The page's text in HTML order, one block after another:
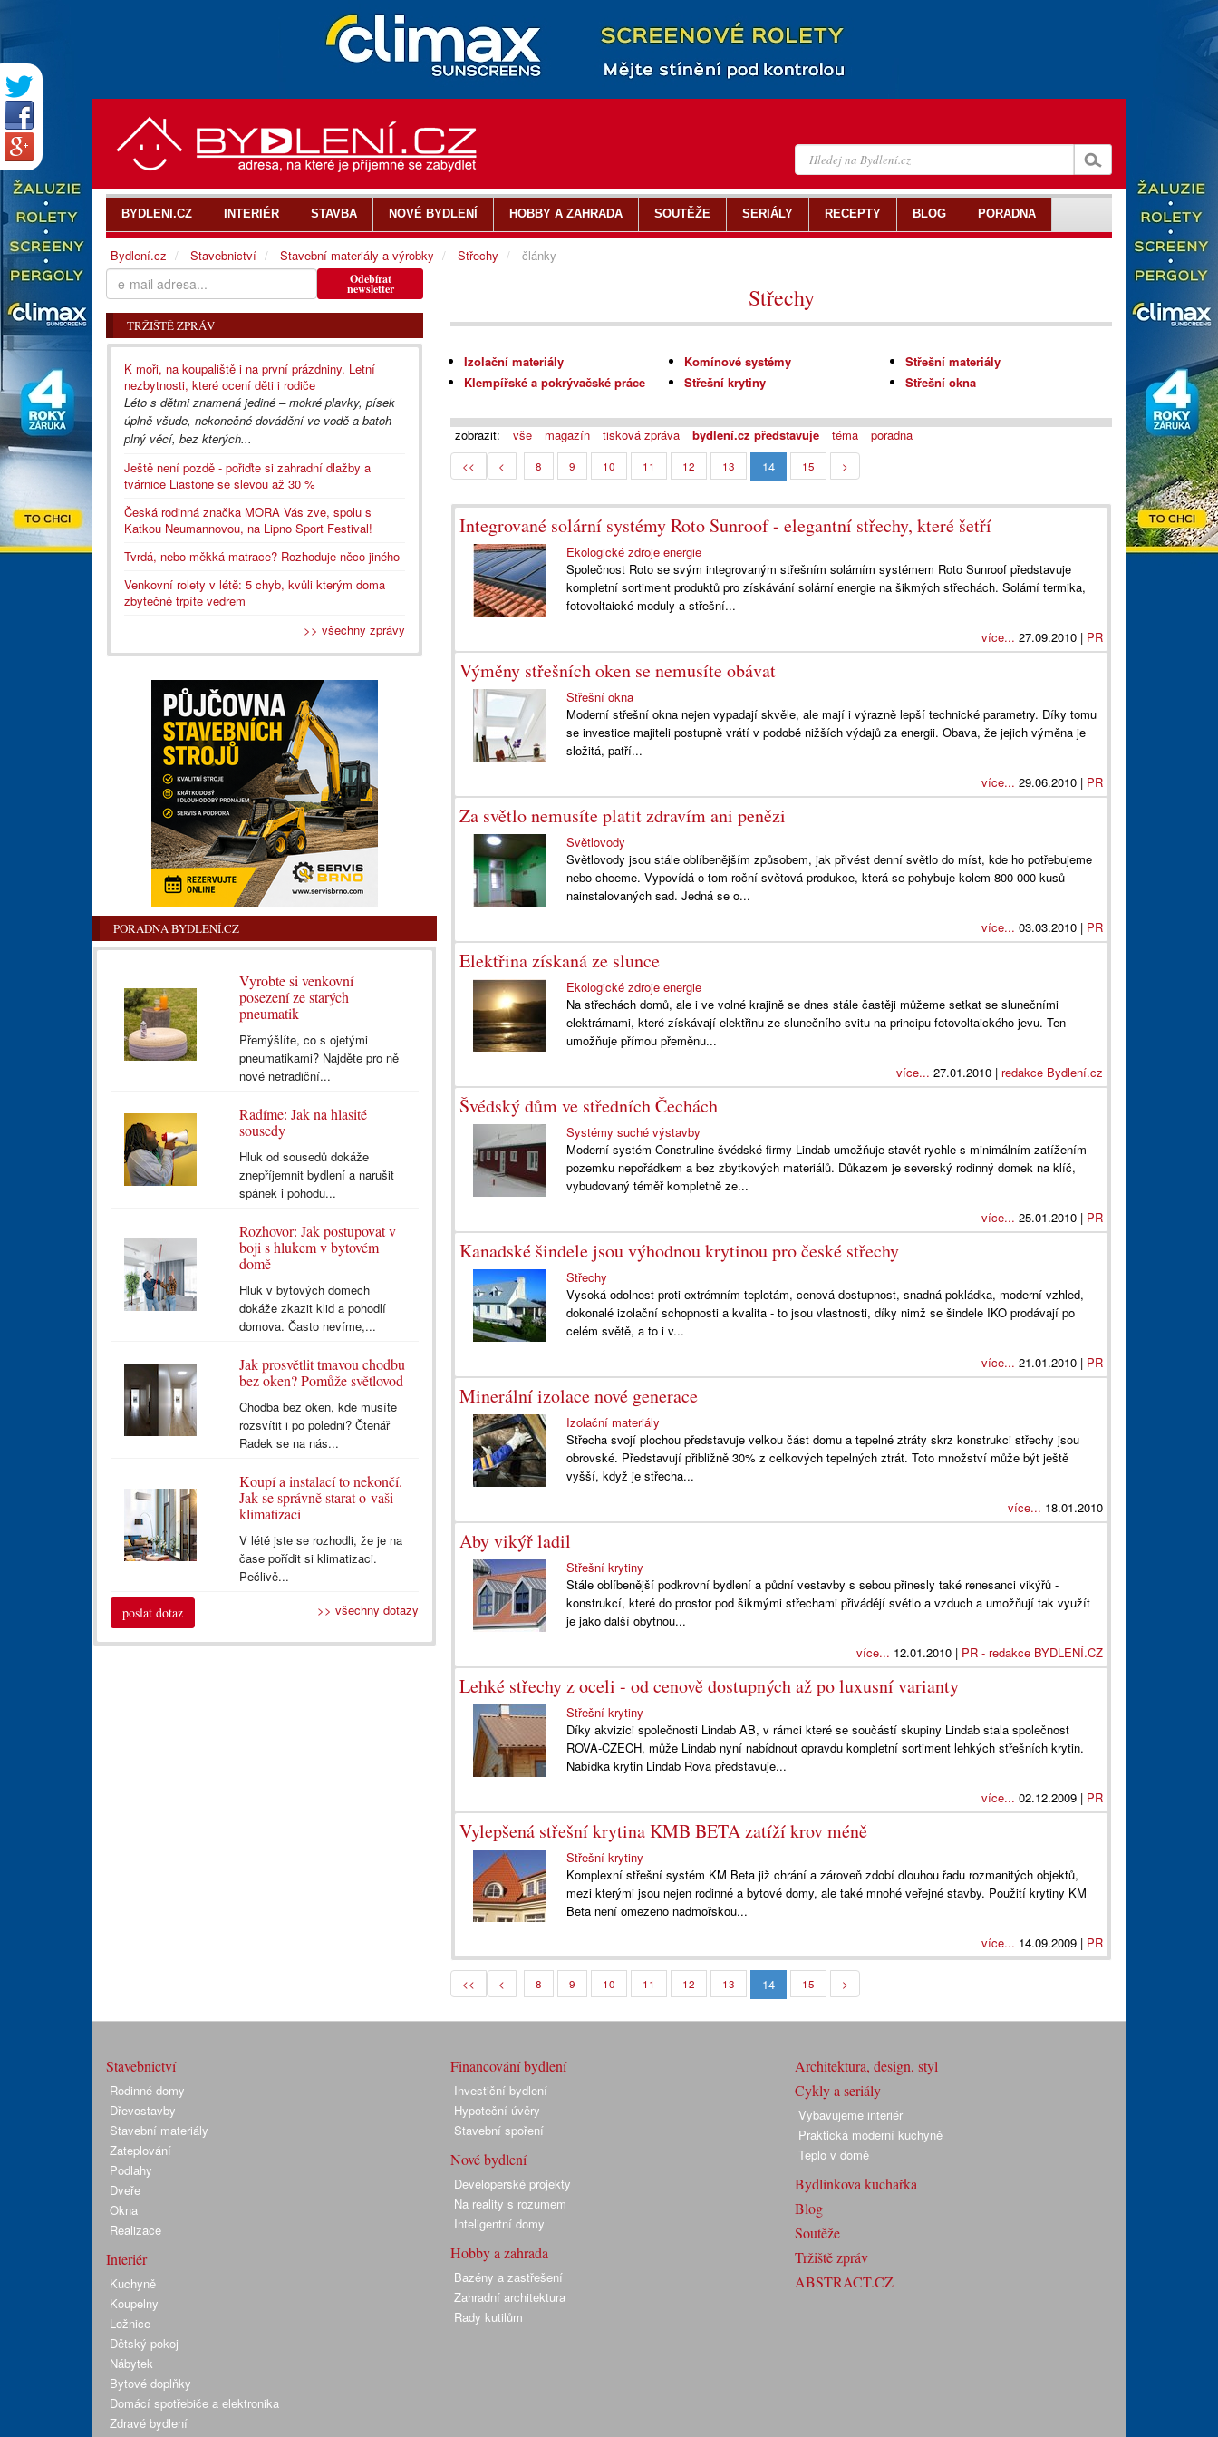
Střechy
Izolační materiály
Klempířské a pokrývačské práce
Komínové systémy
Střešní krytiny
Střešní materiály
Střešní okna
zobrazit: vše magazín tisková zpráva bydlení.cz představuje téma poradna
<< < 8 9 10 11 12 13 14 15 >
Integrované solární systémy Roto Sunroof - elegantní střechy, které šetří
Ekologické zdroje energie
Společnost Roto se svým integrovaným střešním solárním systémem Roto Sunroof představuje
kompletní sortiment produktů pro získávání solární energie na šikmých střechách. Solární termika,
fotovoltaické moduly a střešní...
více... 27.09.2010 | PR
Výměny střešních oken se nemusíte obávat
Střešní okna
Moderní střešní okna nejen vypadají skvěle, ale mají i výrazně lepší technické parametry. Díky tomu
se investice majiteli postupně vrátí v podobě nižších výdajů za energii. Obava, že jejich výměna je
složitá, patří...
více... 29.06.2010 | PR
Za světlo nemusíte platit zdravím ani penězi
Světlovody
Světlovody jsou stále oblíbenějším způsobem, jak přivést denní světlo do míst, kde ho potřebujeme
nebo chceme. Vypovídá o tom roční světová produkce, která se pohybuje kolem 800 000 kusů
nainstalovaných sad. Jedná se o...
více... 03.03.2010 | PR
Elektřina získaná ze slunce
Ekologické zdroje energie
Na střechách domů, ale i ve volné krajině se dnes stále častěji můžeme setkat se slunečními
elektrárnami, které získávají elektřinu ze slunečního svitu na principu fotovoltaického jevu. Ten
umožňuje přímou přeměnu...
více... 27.01.2010 | redakce Bydlení.cz
Švédský dům ve středních Čechách
Systémy suché výstavby
Moderní systém Construline švédské firmy Lindab umožňuje stavět rychle s minimálním zatížením
pozemku nepořádkem a bez zbytkových materiálů. Důkazem je severský rodinný domek na klíč,
vybudovaný téměř kompletně ze...
více... 25.01.2010 | PR
Kanadské šindele jsou výhodnou krytinou pro české střechy
Střechy
Vysoká odolnost proti extrémním teplotám, cenová dostupnost, snadná pokládka, moderní vzhled,
dokonalé izolační schopnosti a kvalita - to jsou vlastnosti, díky nimž se šindele IKO prodávají po
celém světě, a to i v...
více... 21.01.2010 | PR
Minerální izolace nové generace
Izolační materiály
Střecha svojí plochou představuje velkou část domu a tepelné ztráty skrz konstrukci střechy jsou
obrovské. Představují přibližně 30% z celkových tepelných ztrát. Toto množství může být ještě
vyšší, když je střecha...
více... 18.01.2010
Aby vikýř ladil
Střešní krytiny
Stále oblíbenější podkrovní bydlení a půdní vestavby s sebou přinesly také renesanci vikýřů -
konstrukcí, které do prostor pod šikmými střechami přivádějí světlo a vzduch a umožňují tak využít
je jako další obytnou...
více... 12.01.2010 | PR - redakce BYDLENÍ.CZ
Lehké střechy z oceli - od cenově dostupných až po luxusní varianty
Střešní krytiny
Díky akvizici společnosti Lindab AB, v rámci které se součástí skupiny Lindab stala společnost
ROVA-CZECH, může Lindab nyní nabídnout opravdu kompletní sortiment lehkých střešních krytin.
Nabídka krytin Lindab Rova představuje...
více... 02.12.2009 | PR
Vylepšená střešní krytina KMB BETA zatíží krov méně
Střešní krytiny
Komplexní střešní systém KM Beta již chrání a zároveň zdobí dlouhou řadu rozmanitých objektů,
mezi kterými jsou nejen rodinné a bytové domy, ale také mnohé veřejné stavby. Použití krytiny KM
Beta není omezeno nadmořskou...
více... 14.09.2009 | PR
<< < 8 9 10 11 12 13 14 15 >
Odebírat
newsletter
TRŽIŠTĚ ZPRÁV
K moři, na koupaliště i na první prázdniny. Letní
nezbytnosti, které ocení děti i rodiče
Léto s dětmi znamená jediné – mokré plavky, písek
úplně všude, nekonečné dovádění ve vodě a batoh
plný věcí, bez kterých...
Ještě není pozdě - pořiďte si zahradní dlažby a
tvárnice Liastone se slevou až 30 %
Česká rodinná značka MORA Vás zve, spolu s
Katkou Neumannovou, na Lipno Sport Festival!
Tvrdá, nebo měkká matrace? Rozhoduje něco jiného
Venkovní rolety v létě: 5 chyb, kvůli kterým doma
zbytečně trpíte vedrem
>> všechny zprávy
PORADNA BYDLENÍ.CZ
Vyrobte si venkovní
posezení ze starých
pneumatik
Přemýšlíte, co s ojetými
pneumatikami? Najděte pro ně
nové netradiční...
Radíme: Jak na hlasité
sousedy
Hluk od sousedů dokáže
znepříjemnit bydlení a narušit
spánek i pohodu...
Rozhovor: Jak postupovat v
boji s hlukem v bytovém
domě
Hluk v bytových domech
dokáže zkazit klid a pohodlí
domova. Často nevíme,...
Jak prosvětlit tmavou chodbu
bez oken? Pomůže světlovod
Chodba bez oken, kde musíte
rozsvítit i po poledni? Čtenář
Radek se na nás...
Koupí a instalací to nekončí.
Jak se správně starat o vaši
klimatizaci
V létě jste se rozhodli, že je na
čase pořídit si klimatizaci.
Pečlivě...
poslat dotaz >> všechny dotazy
BYDLENI.CZ INTERIÉR STAVBA NOVÉ BYDLENÍ HOBBY A ZAHRADA SOUTĚŽE SERIÁLY RECEPTY BLOG PORADNA
Bydlení.cz Stavebnictví Stavební materiály a výrobky Střechy články
Stavebnictví
Rodinné domy
Dřevostavby
Stavební materiály
Zateplování
Podlahy
Dveře
Okna
Realizace
Interiér
Kuchyně
Koupelny
Ložnice
Dětský pokoj
Nábytek
Bytové doplňky
Domácí spotřebiče a elektronika
Zdravé bydlení
Financování bydlení
Investiční bydlení
Hypoteční úvěry
Stavební spoření
Nové bydlení
Developerské projekty
Na reality s rozumem
Inteligentní domy
Hobby a zahrada
Bazény a zastřešení
Zahradní architektura
Rady kutilům
Architektura, design, styl
Cykly a seriály
Vybavujeme interiér
Praktická moderní kuchyně
Teplo v domě
Bydlínkova kuchařka
Blog
Soutěže
Tržiště zpráv
ABSTRACT.CZ